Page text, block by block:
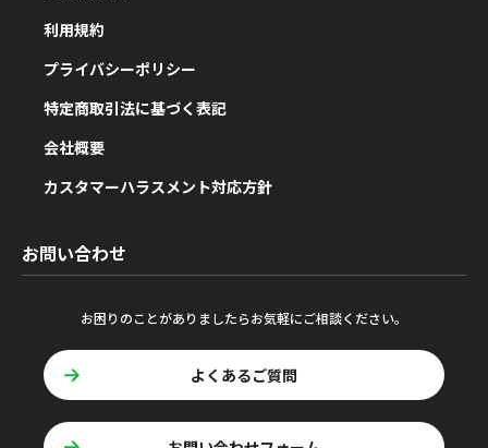
利用規約
プライバシーポリシー
特定商取引法に基づく表記
会社概要
カスタマーハラスメント対応方針
お問い合わせ
お困りのことがありましたらお気軽にご相談ください。
よくあるご質問